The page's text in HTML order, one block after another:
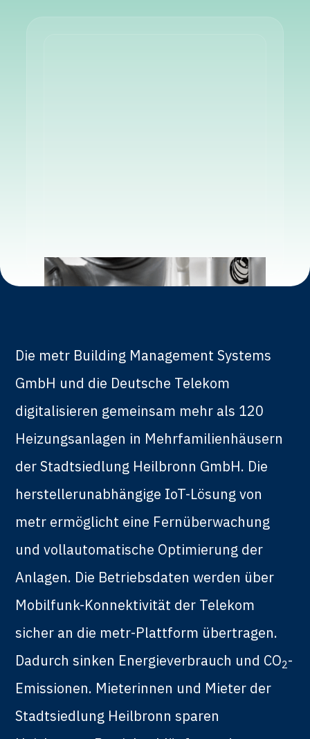
Die metr Building Management Systems
GmbH und die Deutsche Telekom
digitalisieren gemeinsam mehr als 120
Heizungsanlagen in Mehrfamilienhäusern
der Stadtsiedlung Heilbronn GmbH. Die
herstellerunabhängige IoT-Lösung von
metr ermöglicht eine Fernüberwachung
und vollautomatische Optimierung der
Anlagen. Die Betriebsdaten werden über
Mobilfunk-Konnektivität der Telekom
sicher an die metr-Plattform übertragen.
Dadurch sinken Energieverbrauch und CO2-
Emissionen. Mieterinnen und Mieter der
Stadtsiedlung Heilbronn sparen